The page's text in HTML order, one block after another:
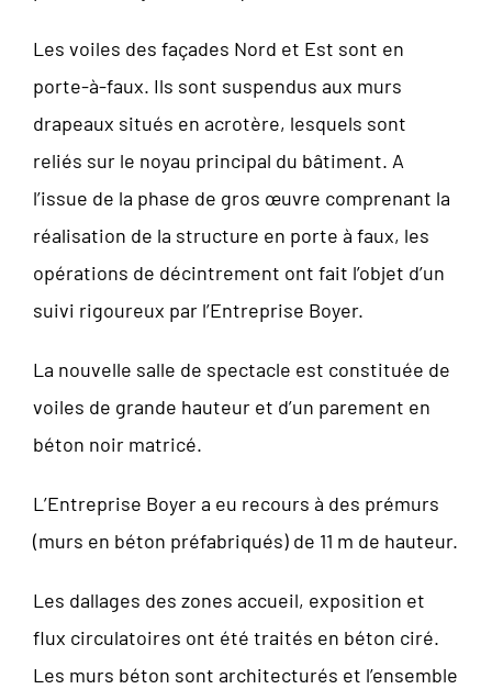
Les voiles des façades Nord et Est sont en
porte-à-faux. Ils sont suspendus aux murs
drapeaux situés en acrotère, lesquels sont
reliés sur le noyau principal du bâtiment. A
l’issue de la phase de gros œuvre comprenant la
réalisation de la structure en porte à faux, les
opérations de décintrement ont fait l’objet d’un
suivi rigoureux par l’Entreprise Boyer.
La nouvelle salle de spectacle est constituée de
voiles de grande hauteur et d’un parement en
béton noir matricé.
L’Entreprise Boyer a eu recours à des prémurs
(murs en béton préfabriqués) de 11 m de hauteur.
Les dallages des zones accueil, exposition et
flux circulatoires ont été traités en béton ciré.
Les murs béton sont architecturés et l’ensemble